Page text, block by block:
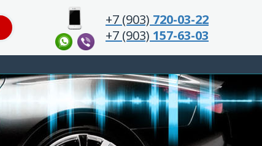
+7 (903) 720-03-22
+7 (903) 157-63-03